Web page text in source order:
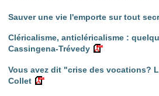
Sauver une vie l'emporte sur tout
Cléricalisme, anticléricalisme :
Cassingena-Trévedy
Vous avez dit "crise des vocations?
Collet